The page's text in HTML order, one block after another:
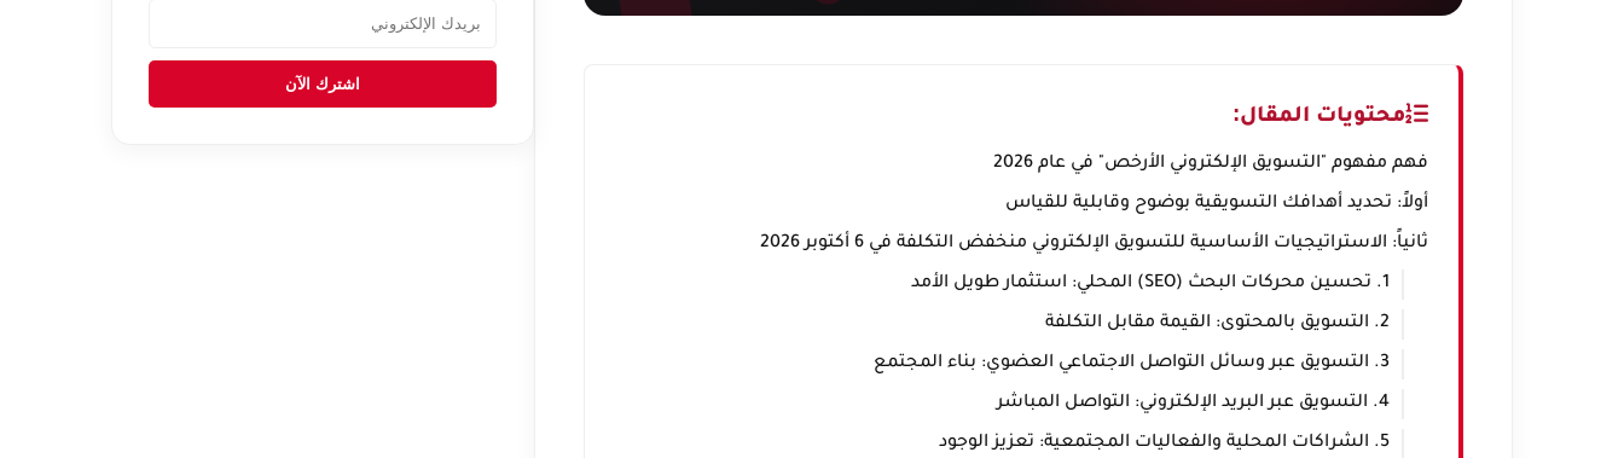
محتويات المقال:
فهم مفهوم "التسويق الإلكتروني الأرخص" في عام 2026
أولاً: تحديد أهدافك التسويقية بوضوح وقابلية للقياس
ثانياً: الاستراتيجيات الأساسية للتسويق الإلكتروني منخفض التكلفة في 6 أكتوبر 2026
1. تحسين محركات البحث (SEO) المحلي: استثمار طويل الأمد
2. التسويق بالمحتوى: القيمة مقابل التكلفة
3. التسويق عبر وسائل التواصل الاجتماعي العضوي: بناء المجتمع
4. التسويق عبر البريد الإلكتروني: التواصل المباشر
5. الشراكات المحلية والفعاليات المجتمعية: تعزيز الوجود
اشترك الآن